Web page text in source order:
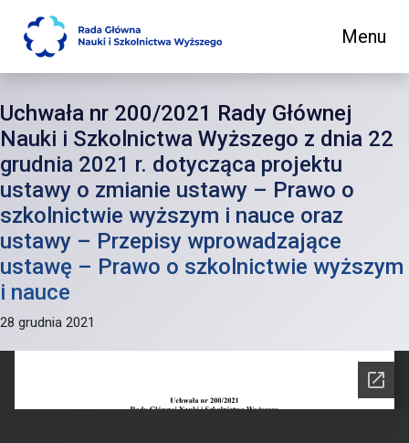
Main Navigation Menu
Uchwała nr 200/2021 Rady Głównej
Nauki i Szkolnictwa Wyższego z dnia 22
grudnia 2021 r. dotycząca projektu
ustawy o zmianie ustawy – Prawo o
szkolnictwie wyższym i nauce oraz
ustawy – Przepisy wprowadzające
ustawę – Prawo o szkolnictwie wyższym
i nauce
28 grudnia 2021